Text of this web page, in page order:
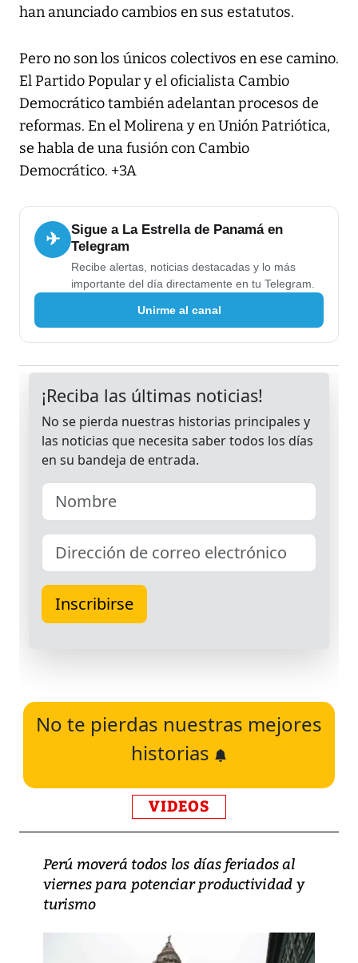
han anunciado cambios en sus estatutos.
Pero no son los únicos colectivos en ese camino.
El Partido Popular y el oficialista Cambio
Democrático también adelantan procesos de
reformas. En el Molirena y en Unión Patriótica,
se habla de una fusión con Cambio
Democrático. +3A
✈
Sigue a La Estrella de Panamá en
Telegram
Recibe alertas, noticias destacadas y lo más
importante del día directamente en tu Telegram.
Unirme al canal
No te pierdas nuestras mejores
historias
VIDEOS
Perú moverá todos los días feriados al
viernes para potenciar productividad y
turismo